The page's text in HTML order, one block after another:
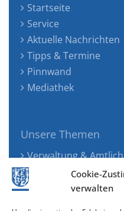
Cookie-
verwalten
Startseite
Service
Aktuelle Nachrichten
Tipps & Termine
Pinnwand
Mediathek
Unsere Themen
Verwaltung &
Jugend, Familie &
Tourismus, Freizeit &